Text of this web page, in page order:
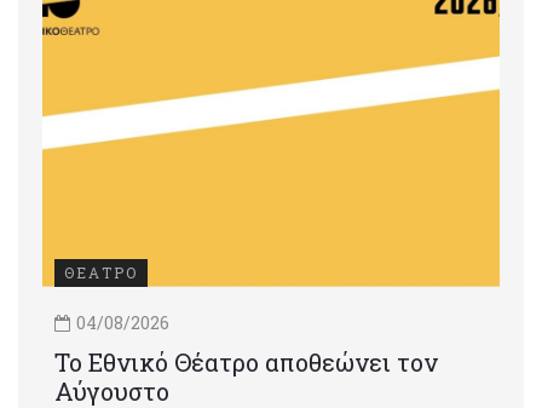
ΘΕΑΤΡΟ
04/08/2026
Το Εθνικό Θέατρο αποθεώνει τον
Αύγουστο